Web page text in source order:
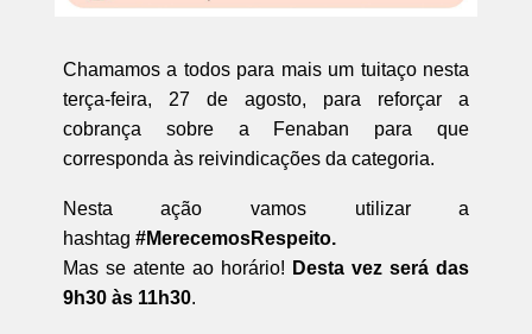
Chamamos a todos para mais um tuitaço nesta
terça-feira, 27 de agosto, para reforçar a
cobrança sobre a Fenaban para que
corresponda às reivindicações da categoria.
Nesta ação vamos utilizar a
hashtag #MerecemosRespeito.
Mas se atente ao horário! Desta vez será das
9h30 às 11h30.